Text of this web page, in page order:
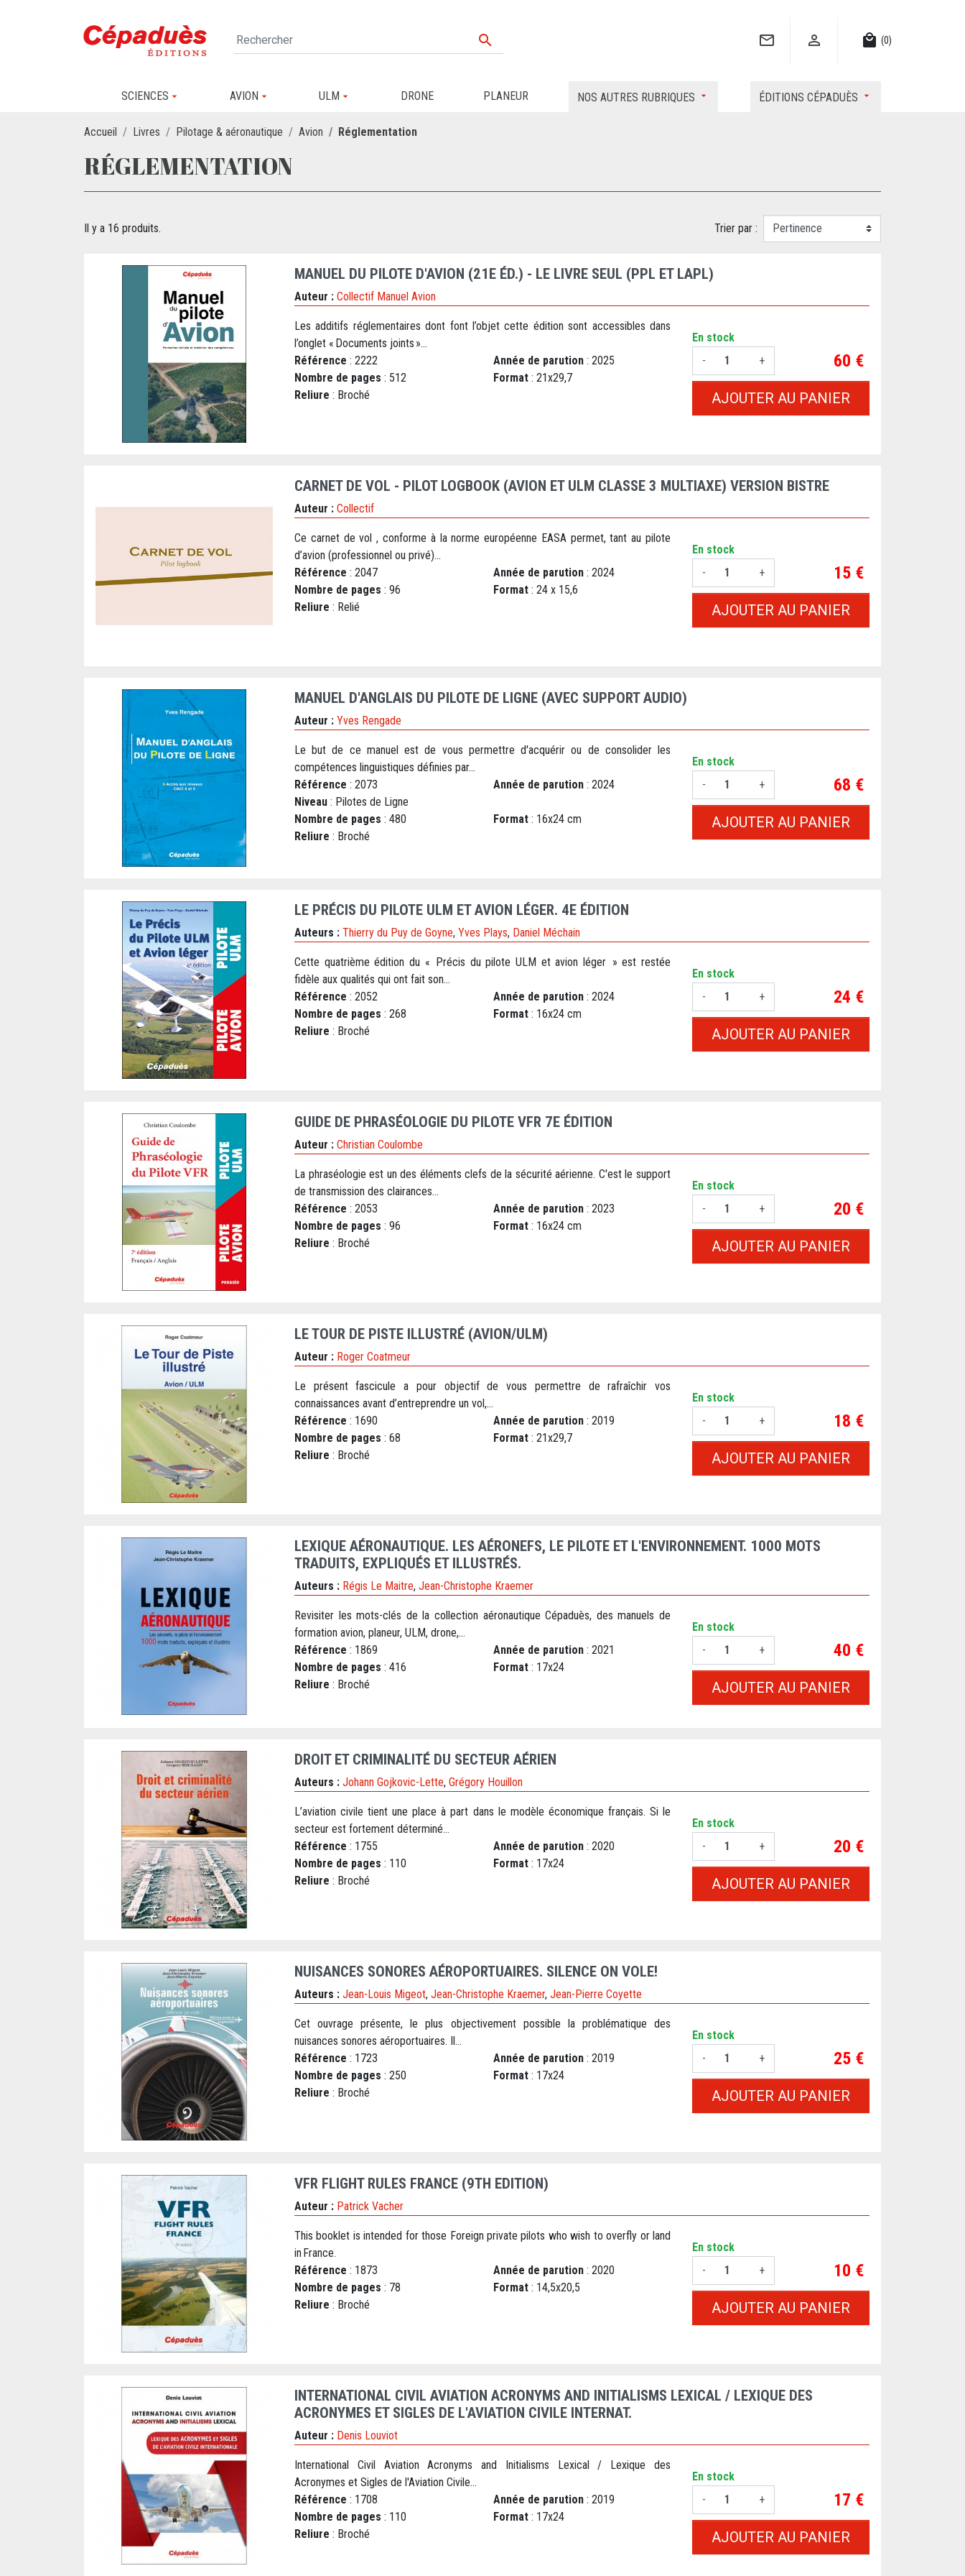
   local_mall (0)
SCIENCES AVION ULM DRONE PLANEUR NOS AUTRES RUBRIQUES ÉDITIONS CÉPADUÈS
Accueil Livres Pilotage & aéronautique Avion Réglementation
RÉGLEMENTATION
Il y a 16 produits. Trier par :
MANUEL DU PILOTE D'AVION (21E ÉD.) - LE LIVRE SEUL (PPL ET LAPL)
Auteur : Collectif Manuel Avion
Les additifs réglementaires dont font l’objet cette édition sont accessibles dans
l’onglet « Documents joints »...
Référence : 2222 Année de parution : 2025
Nombre de pages : 512 Format : 21x29,7
Reliure : Broché
En stock
-
+ Prix
60 €
AJOUTER AU PANIER
CARNET DE VOL - PILOT LOGBOOK (AVION ET ULM CLASSE 3 MULTIAXE) VERSION BISTRE
Auteur : Collectif
Ce carnet de vol , conforme à la norme européenne EASA permet, tant au pilote
d’avion (professionnel ou privé)...
Référence : 2047 Année de parution : 2024
Nombre de pages : 96 Format : 24 x 15,6
Reliure : Relié
En stock
-
+ Prix
15 €
AJOUTER AU PANIER
MANUEL D'ANGLAIS DU PILOTE DE LIGNE (AVEC SUPPORT AUDIO)
Auteur : Yves Rengade
Le but de ce manuel est de vous permettre d'acquérir ou de consolider les
compétences linguistiques définies par...
Référence : 2073 Année de parution : 2024
Niveau : Pilotes de Ligne
Nombre de pages : 480 Format : 16x24 cm
Reliure : Broché
En stock
-
+ Prix
68 €
AJOUTER AU PANIER
LE PRÉCIS DU PILOTE ULM ET AVION LÉGER. 4E ÉDITION
Auteurs : Thierry du Puy de Goyne, Yves Plays, Daniel Méchain
Cette quatrième édition du « Précis du pilote ULM et avion léger » est restée
fidèle aux qualités qui ont fait son...
Référence : 2052 Année de parution : 2024
Nombre de pages : 268 Format : 16x24 cm
Reliure : Broché
En stock
-
+ Prix
24 €
AJOUTER AU PANIER
GUIDE DE PHRASÉOLOGIE DU PILOTE VFR 7E ÉDITION
Auteur : Christian Coulombe
La phraséologie est un des éléments clefs de la sécurité aérienne. C'est le support
de transmission des clairances...
Référence : 2053 Année de parution : 2023
Nombre de pages : 96 Format : 16x24 cm
Reliure : Broché
En stock
-
+ Prix
20 €
AJOUTER AU PANIER
LE TOUR DE PISTE ILLUSTRÉ (AVION/ULM)
Auteur : Roger Coatmeur
Le présent fascicule a pour objectif de vous permettre de rafraîchir vos
connaissances avant d’entreprendre un vol,...
Référence : 1690 Année de parution : 2019
Nombre de pages : 68 Format : 21x29,7
Reliure : Broché
En stock
-
+ Prix
18 €
AJOUTER AU PANIER
LEXIQUE AÉRONAUTIQUE. LES AÉRONEFS, LE PILOTE ET L'ENVIRONNEMENT. 1000 MOTS
TRADUITS, EXPLIQUÉS ET ILLUSTRÉS.
Auteurs : Régis Le Maitre, Jean-Christophe Kraemer
Revisiter les mots-clés de la collection aéronautique Cépaduès, des manuels de
formation avion, planeur, ULM, drone,...
Référence : 1869 Année de parution : 2021
Nombre de pages : 416 Format : 17x24
Reliure : Broché
En stock
-
+ Prix
40 €
AJOUTER AU PANIER
DROIT ET CRIMINALITÉ DU SECTEUR AÉRIEN
Auteurs : Johann Gojkovic-Lette, Grégory Houillon
L’aviation civile tient une place à part dans le modèle économique français. Si le
secteur est fortement déterminé...
Référence : 1755 Année de parution : 2020
Nombre de pages : 110 Format : 17x24
Reliure : Broché
En stock
-
+ Prix
20 €
AJOUTER AU PANIER
NUISANCES SONORES AÉROPORTUAIRES. SILENCE ON VOLE!
Auteurs : Jean-Louis Migeot, Jean-Christophe Kraemer, Jean-Pierre Coyette
Cet ouvrage présente, le plus objectivement possible la problématique des
nuisances sonores aéroportuaires. Il...
Référence : 1723 Année de parution : 2019
Nombre de pages : 250 Format : 17x24
Reliure : Broché
En stock
-
+ Prix
25 €
AJOUTER AU PANIER
VFR FLIGHT RULES FRANCE (9TH EDITION)
Auteur : Patrick Vacher
This booklet is intended for those Foreign private pilots who wish to overfly or land
in France.
Référence : 1873 Année de parution : 2020
Nombre de pages : 78 Format : 14,5x20,5
Reliure : Broché
En stock
-
+ Prix
10 €
AJOUTER AU PANIER
INTERNATIONAL CIVIL AVIATION ACRONYMS AND INITIALISMS LEXICAL / LEXIQUE DES
ACRONYMES ET SIGLES DE L'AVIATION CIVILE INTERNAT.
Auteur : Denis Louviot
International Civil Aviation Acronyms and Initialisms Lexical / Lexique des
Acronymes et Sigles de l'Aviation Civile...
Référence : 1708 Année de parution : 2019
Nombre de pages : 110 Format : 17x24
Reliure : Broché
En stock
-
+ Prix
17 €
AJOUTER AU PANIER